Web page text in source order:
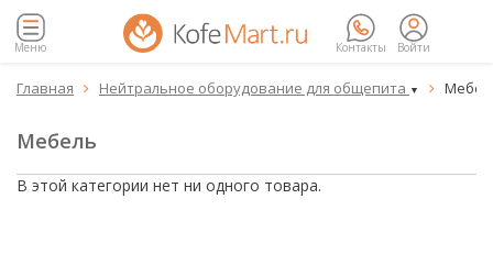
Меню Контакты Войти
Главная  Нейтральное оборудование для общепита ▼ 
Мебель
В этой категории нет ни одного товара.